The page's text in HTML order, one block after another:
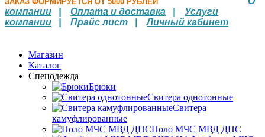
компании
Оплата и доставка
Услуги
компании | Прайс лист |Личный кабинет
Магазин
Каталог
Спецодежда
Брюки
Свитера однотонные
Свитера
камуфлированные
Поло МЧС МВД ДПС